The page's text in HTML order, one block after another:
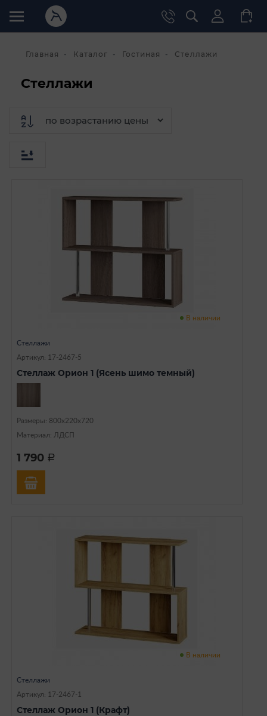
Главная Каталог Гостиная Стеллажи
Стеллажи
В наличии
Стеллажи
Артикул: 17-2467-5
Стеллаж Орион 1 (Ясень шимо темный)
Размеры: 800х220х720
Материал: ЛДСП
1 790 a
В наличии
Стеллажи
Артикул: 17-2467-1
Стеллаж Орион 1 (Крафт)